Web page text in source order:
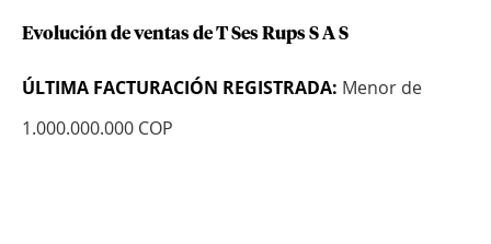
Evolución de ventas de T Ses Rups S A S
ÚLTIMA FACTURACIÓN REGISTRADA: Menor de
1.000.000.000 COP